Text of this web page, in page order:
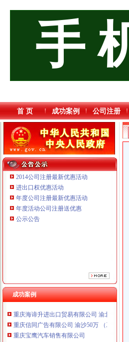
手
首 页 成功案例 公司注册
2014公司注册最新优惠活动
进出口权优惠活动
年度公司注册最新优惠活动
年度活动公司注册送优惠
公示公告
成功案例
重庆信同广告有限公司 渝沙50万 （工商注册
重庆宝鹰汽车销售有限公司
重庆戴盛贷款咨询有限公司